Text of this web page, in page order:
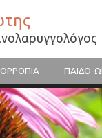
ΠΑΙΔΟ-